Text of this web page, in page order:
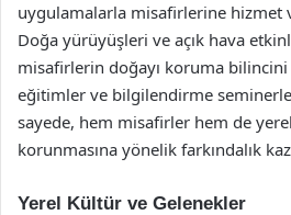
uygulamalarla misafirlerine hizmet
Doğa yürüyüşleri ve açık hava
misafirlerin doğayı koruma
eğitimler ve bilgilendirme
sayede, hem misafirler hem de
korunmasına yönelik farkındalık
Yerel Kültür ve Gelenekler